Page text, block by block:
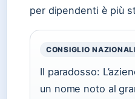
per dipendenti è più
CONSIGLIO
Il paradosso:
un nome noto al